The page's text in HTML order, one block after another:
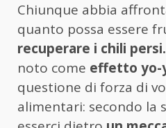
Chiunque abbia
quanto possa essere
recuperare i chili persi.
noto come effetto yo-
questione di forza di
alimentari: secondo la